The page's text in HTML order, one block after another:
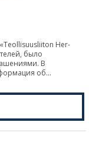
Her­
было
В
об...